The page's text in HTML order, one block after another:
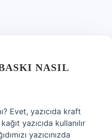
NASIL
Evet, yazıcıda kraft
yazıcıda kullanılır
yazıcınızda